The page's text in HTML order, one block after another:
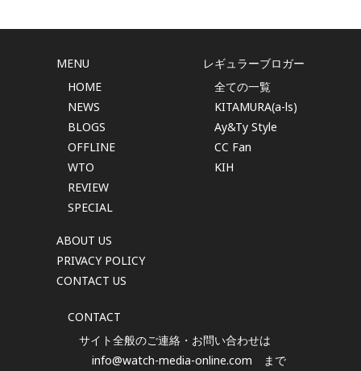
MENU
HOME
NEWS
BLOGS
OFFLINE
WTO
REVIEW
SPECIAL
ABOUT US
PRIVACY POLICY
CONTACT US
レギュラーブロガー
全ての一覧
KITAMURA(a-ls)
Ay&Ty Style
CC Fan
KIH
CONTACT
サイト全般のご連絡・お問い合わせは
info@watch-media-online.com まで